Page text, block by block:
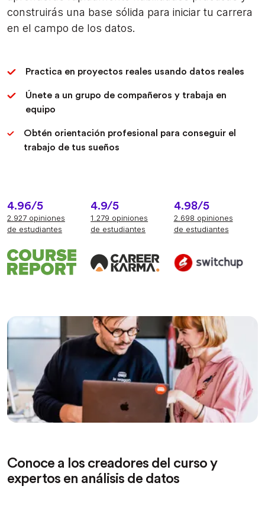
construirás una base sólida para iniciar tu carrera
en el campo de los datos.
Practica en proyectos reales usando datos reales
Únete a un grupo de compañeros y trabaja en
equipo
Obtén orientación profesional para conseguir el
trabajo de tus sueños
4.96/5
2.927 opiniones
de estudiantes
4.9/5
1.279 opiniones
de estudiantes
4.98/5
2.698 opiniones
de estudiantes
Conoce a los creadores del curso y
expertos en análisis de datos